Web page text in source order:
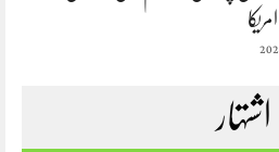
اشتہار